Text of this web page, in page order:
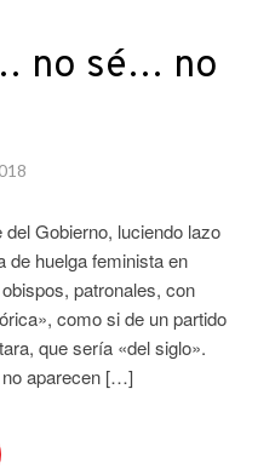
no sé… no
Gobierno, luciendo lazo
de huelga feminista en
patronales, con
como si de un partido
que sería «del siglo».
aparecen […]